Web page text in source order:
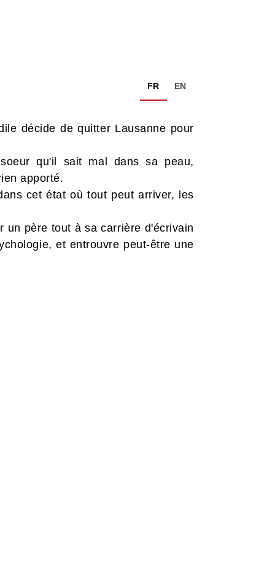
FR EN
décide de quitter Lausanne pour
qu'il sait mal dans sa peau,
apporté.
cet état où tout peut arriver, les
un père tout à sa carrière d'écrivain
et entrouvre peut-être une